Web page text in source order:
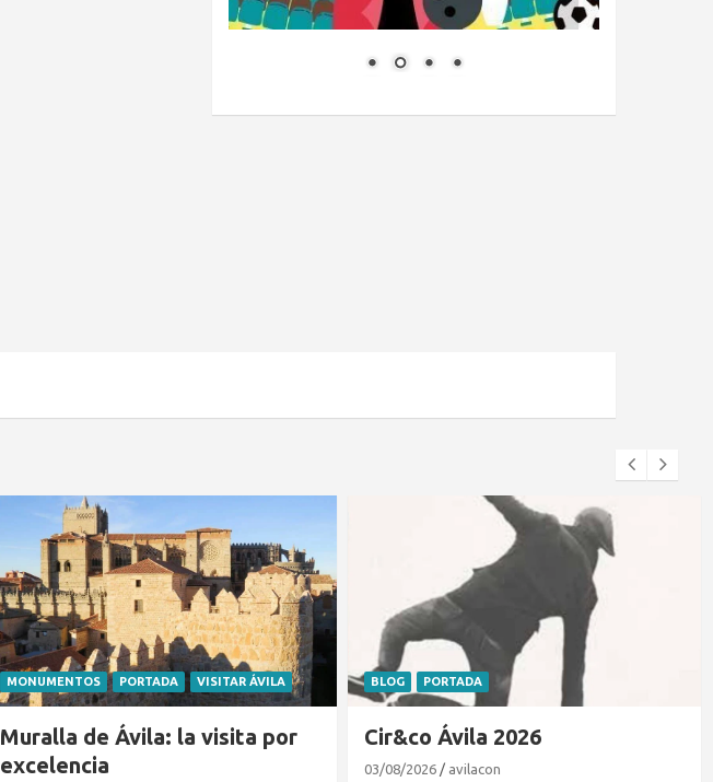
MONUMENTOS PORTADA VISITAR ÁVILA
Muralla de Ávila: la visita por
excelencia
BLOG PORTADA
Cir&co Ávila 2026
03/08/2026 avilacon